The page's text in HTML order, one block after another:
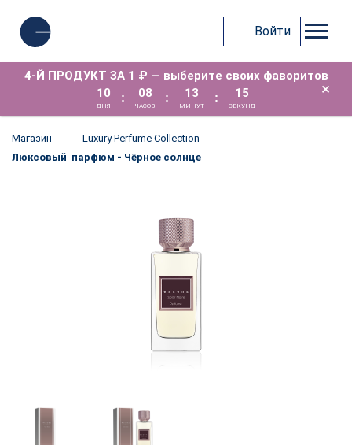
Войти
4-Й ПРОДУКТ ЗА 1 ₽ — выберите своих фаворитов
10
ДНЯ
: 08
ЧАСОВ
: 13
МИНУТ
: 15
СЕКУНД
×
Магазин
Luxury Perfume Collection
Люксовый парфюм - Чёрное солнце